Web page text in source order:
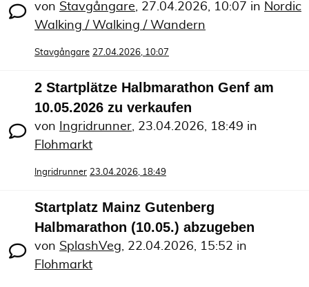
von Stavgångare, 27.04.2026, 10:07 in Nordic
Walking / Walking / Wandern
Stavgångare 27.04.2026, 10:07
2 Startplätze Halbmarathon Genf am
10.05.2026 zu verkaufen
von Ingridrunner, 23.04.2026, 18:49 in
Flohmarkt
Ingridrunner 23.04.2026, 18:49
Startplatz Mainz Gutenberg
Halbmarathon (10.05.) abzugeben
von SplashVeg, 22.04.2026, 15:52 in
Flohmarkt